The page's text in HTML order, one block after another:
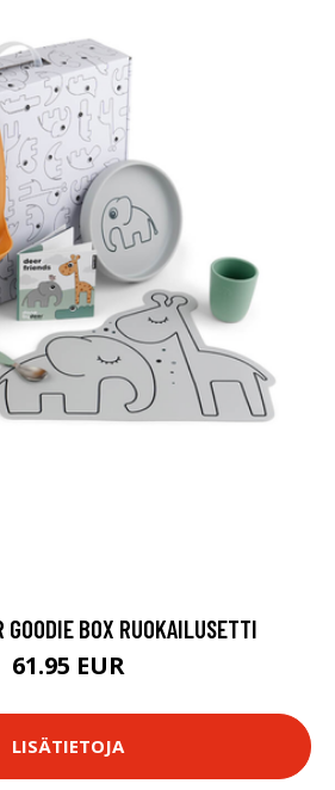
GOODIE BOX RUOKAILUSETTI
61.95 EUR
LISÄTIETOJA